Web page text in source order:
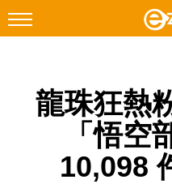
Facebook Instagram
龍珠狂熱
「悟空
10,098